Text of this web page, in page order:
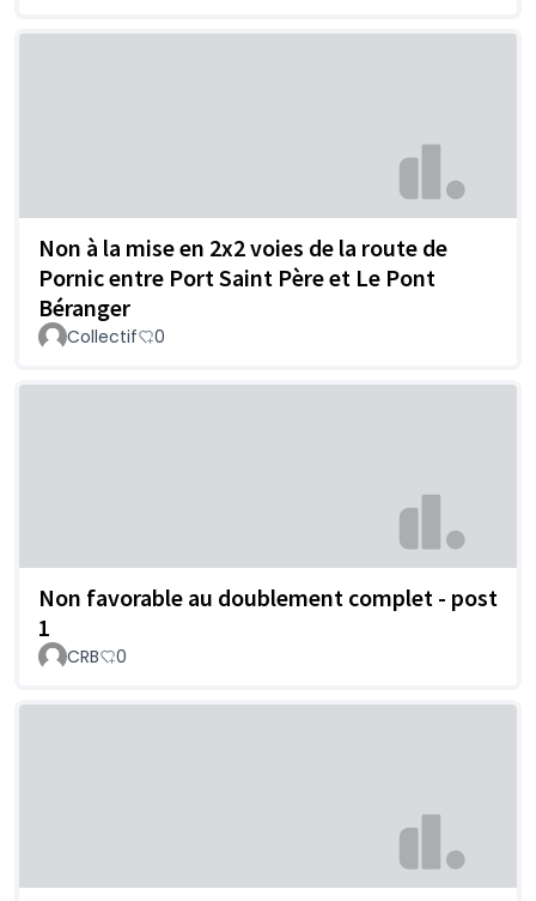
Non à la mise en 2x2 voies de la route de
Pornic entre Port Saint Père et Le Pont
Béranger
Collectif 0
Non favorable au doublement complet - post
1
CRB 0